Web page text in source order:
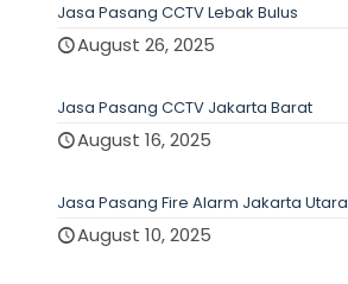
Jasa Pasang CCTV Lebak Bulus
August 26, 2025
Jasa Pasang CCTV Jakarta Barat
August 16, 2025
Jasa Pasang Fire Alarm Jakarta Utara
August 10, 2025